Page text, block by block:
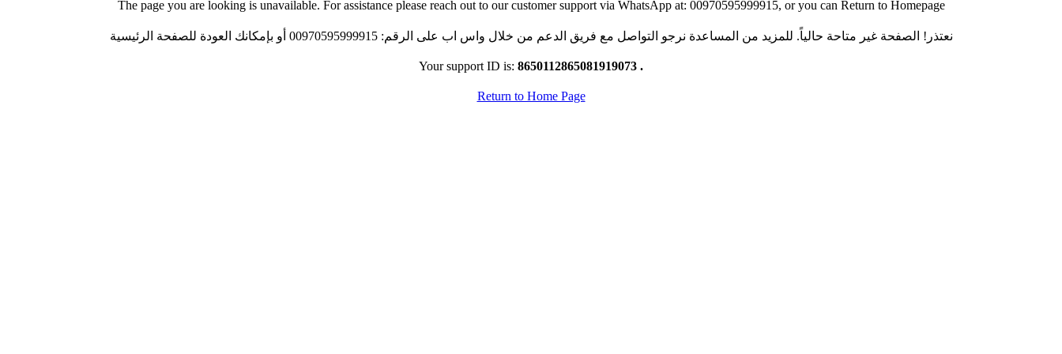
The page you are looking is unavailable. For assistance please reach out to our customer support via WhatsApp at: 00970595999915, or you can Return to Homepage
نعتذر! الصفحة غير متاحة حالياً. للمزيد من المساعدة نرجو التواصل مع فريق الدعم من خلال واس اب على الرقم: 00970595999915 أو بإمكانك العودة للصفحة الرئيسية
Your support ID is: 8650112865081919073 .
Return to Home Page